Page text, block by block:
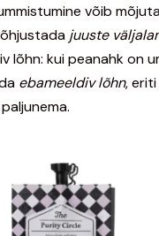
võib
juuste
lõhn: kui peanahk on
ebameeldiv lõhn,